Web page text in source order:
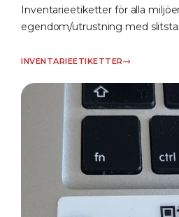
Inventarieetiketter för alla
egendom/utrustning med
INVENTARIEETIKETTER​